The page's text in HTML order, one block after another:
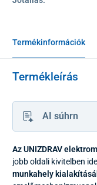
Termékinformációk
Termékleírás
AI súhrn
Az UNIZDRAV
jobb oldali kivitelben
munkahely